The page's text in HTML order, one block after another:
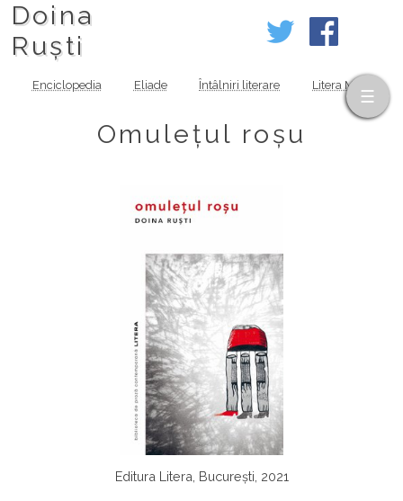
Doina
Ruști
Enciclopedia Eliade Întâlniri literare Litera MOV
Omulețul roșu
Editura Litera, București, 2021